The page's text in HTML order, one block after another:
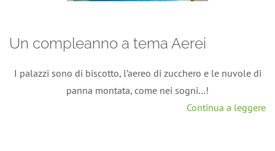
Un compleanno a tema Aerei
I palazzi sono di biscotto, l’aereo di zucchero e le nuvole di
panna montata, come nei sogni…!
Continua a leggere